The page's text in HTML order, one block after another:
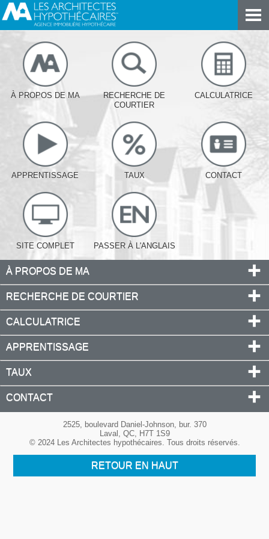
À PROPOS DE MA
RECHERCHE DE
COURTIER
CALCULATRICE
APPRENTISSAGE TAUX CONTACT
SITE COMPLET PASSER À L'ANGLAIS
À PROPOS DE MA
RECHERCHE DE COURTIER
CALCULATRICE
APPRENTISSAGE
TAUX
CONTACT
2525, boulevard Daniel-Johnson, bur. 370
Laval, QC, H7T 1S9
© 2024 Les Architectes hypothécaires. Tous droits réservés.
RETOUR EN HAUT